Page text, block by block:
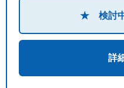
★ 検討中
詳